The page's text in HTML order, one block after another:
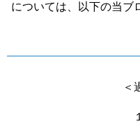
については、以下の当ブ
＜